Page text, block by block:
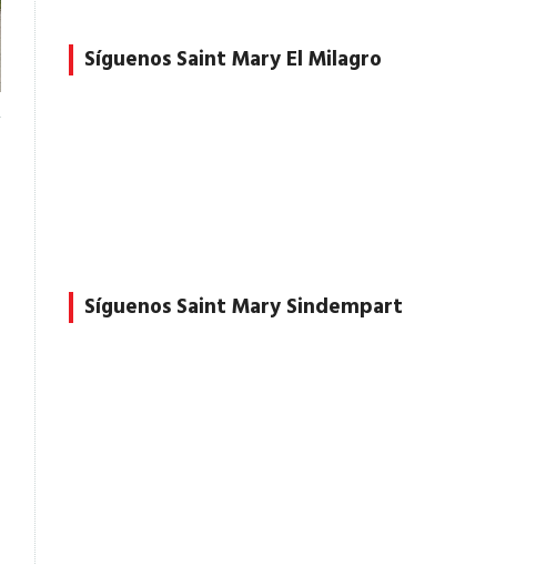
Síguenos Saint Mary El Milagro
Síguenos Saint Mary Sindempart